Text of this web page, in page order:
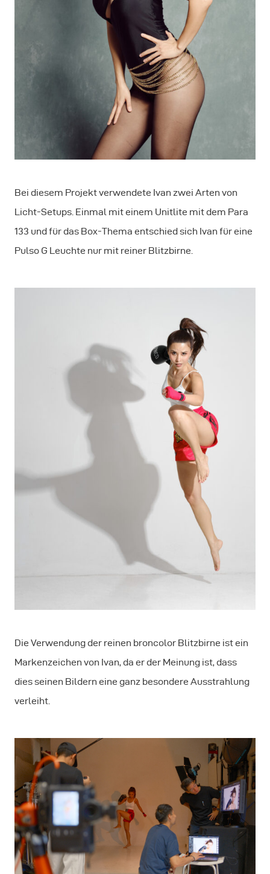
Bei diesem Projekt verwendete Ivan zwei Arten von
Licht-Setups. Einmal mit einem Unitlite mit dem Para
133 und für das Box-Thema entschied sich Ivan für eine
Pulso G Leuchte nur mit reiner Blitzbirne.
Die Verwendung der reinen broncolor Blitzbirne ist ein
Markenzeichen von Ivan, da er der Meinung ist, dass
dies seinen Bildern eine ganz besondere Ausstrahlung
verleiht.